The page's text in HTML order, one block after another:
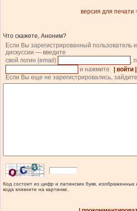
версия для печати
Что скажете, Аноним?
Если Вы зарегистрированный пользователь и
дискуссии — введите
свой логин (email)
,
и нажмите
| войти |
Если Вы еще не зарегистрировались,
Код состоит из цифр и латинских букв, изображенных
кода кликните на картинке.